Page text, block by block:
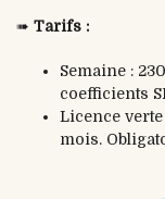
➠ Tarifs :
Semaine :
coefficients
Licence verte
mois.